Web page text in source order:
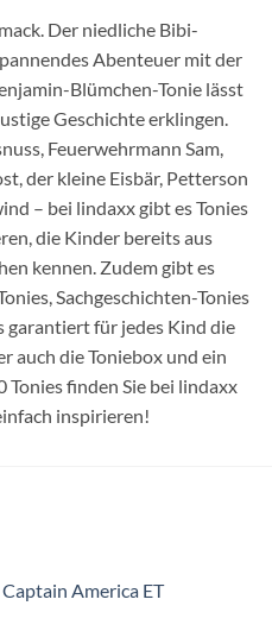
Der niedliche Bibi-
Abenteuer mit der
Blümchen-Tonie lässt
Geschichte erklingen.
Feuerwehrmann Sam,
der kleine Eisbär, Petterson
– bei lindaxx gibt es Tonies
die Kinder bereits aus
kennen. Zudem gibt es
Sachgeschichten-Tonies
garantiert für jedes Kind die
auch die Toniebox und ein
Tonies finden Sie bei lindaxx
inspirieren!
America ET